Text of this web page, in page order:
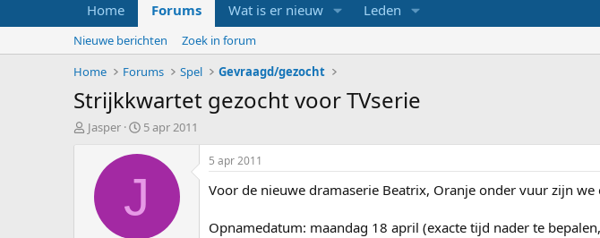
Home Forums Wat is er nieuw Leden
Nieuwe berichten
Zoek in forum
Home
Forums Spel Gevraagd/gezocht
Strijkkwartet gezocht voor TVserie
T
Jasper
S
a
d
5 apr 2011
J
5 apr 2011
Voor de nieuwe dramaserie Beatrix, Oranje onder vuur zijn
Opnamedatum: maandag 18 april (exacte tijd nader te